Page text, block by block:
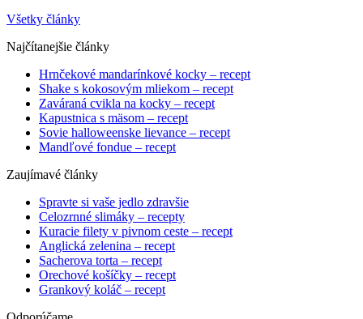
Všetky články
Najčítanejšie články
Hrnčekové mandarínkové kocky – recept
Shake s kokosovým mliekom – recept
Zaváraná cvikla na kocky – recept
Kapustnica s mäsom – recept
Sovie halloweenske lievance – recept
Mandľové fondue – recept
Zaujímavé články
Spravte si vaše jedlo zdravšie
Celozrnné slimáky – recepty
Kuracie filety v pivnom ceste – recept
Anglická zelenina – recept
Sacherova torta – recept
Orechové košíčky – recept
Grankový koláč – recept